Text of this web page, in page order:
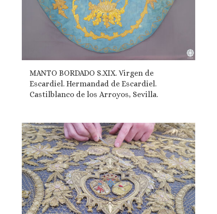
MANTO BORDADO S.XIX. Virgen de
Escardiel. Hermandad de Escardiel.
Castilblanco de los Arroyos, Sevilla.